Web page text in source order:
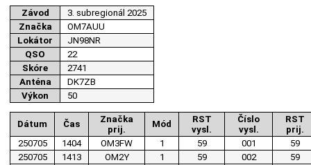
Závod
3. subregionál 2025
Značka
OM7AUU
Lokátor
JN98NR
QSO
22
Skóre
2741
Anténa
DK7ZB
Výkon
50
Dátum Čas
Značka
prij.
Mód
RST
vysl.
Číslo
vysl.
RST
prij.
250705
1404 OM3FW 1 59 001
59
250705
1413 OM2Y 1 59 002
59